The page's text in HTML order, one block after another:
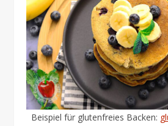
Beispiel für glutenfreies Backen: